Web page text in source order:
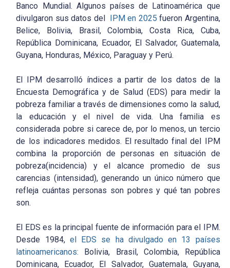
Banco Mundial. Algunos países de Latinoamérica que
divulgaron sus datos del IPM en 2025 fueron Argentina,
Belice, Bolivia, Brasil, Colombia, Costa Rica, Cuba,
República Dominicana, Ecuador, El Salvador, Guatemala,
Guyana, Honduras, México, Paraguay y Perú.
El IPM desarrolló índices a partir de los datos de la
Encuesta Demográfica y de Salud (EDS) para medir la
pobreza familiar a través de dimensiones como la salud,
la educación y el nivel de vida. Una familia es
considerada pobre si carece de, por lo menos, un tercio
de los indicadores medidos. El resultado final del IPM
combina la proporción de personas en situación de
pobreza(incidencia) y el alcance promedio de sus
carencias (intensidad), generando un único número que
refleja cuántas personas son pobres y qué tan pobres
son.
El EDS es la principal fuente de información para el IPM.
Desde 1984, el EDS se ha divulgado en 13 países
latinoamericanos: Bolivia, Brasil, Colombia, República
Dominicana, Ecuador, El Salvador, Guatemala, Guyana,